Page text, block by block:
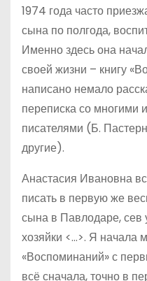
1974 года часто
сына по полгода,
Именно здесь она
своей жизни – книгу
написано немало
переписка со многими
писателями (Б.
другие).
Анастасия Ивановна
писать в первую же
сына в Павлодаре, сев
хозяйки <…>. Я начала
«Воспоминаний» с
всё сначала, точно в